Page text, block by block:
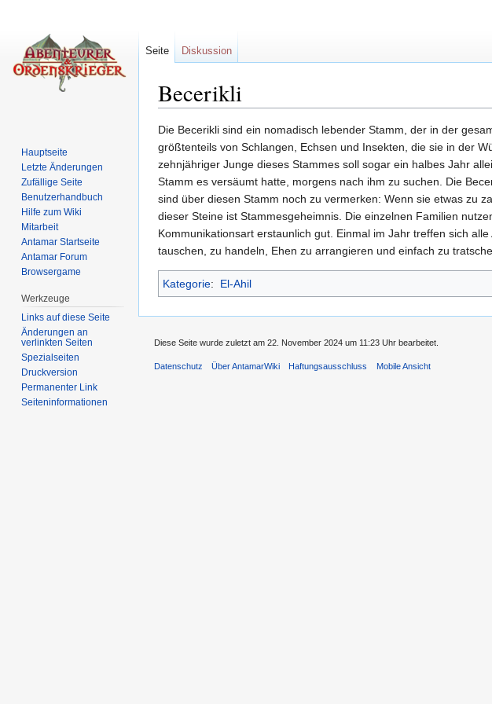
Becerikli
Die Becerikli sind ein nomadisch lebender Stamm, der in der
größtenteils von Schlangen, Echsen und Insekten, die sie in der
zehnjähriger Junge dieses Stammes soll sogar ein halbes Jahr
Stamm es versäumt hatte, morgens nach ihm zu suchen. Die
sind über diesen Stamm noch zu vermerken: Wenn sie etwas zu
dieser Steine ist Stammesgeheimnis. Die einzelnen Familien
Kommunikationsart erstaunlich gut. Einmal im Jahr treffen sich
tauschen, zu handeln, Ehen zu arrangieren und einfach zu
Kategorie: El-Ahil
Seite Diskussion
Hauptseite
Letzte Änderungen
Zufällige Seite
Benutzerhandbuch
Hilfe zum Wiki
Mitarbeit
Antamar Startseite
Antamar Forum
Browsergame
Werkzeuge
Links auf diese Seite
Änderungen an
verlinkten Seiten
Spezialseiten
Druckversion
Permanenter Link
Seiten­informationen
Diese Seite wurde zuletzt am 22. November 2024 um 11:23 Uhr bearbeitet.
Datenschutz Über AntamarWiki Haftungsausschluss Mobile Ansicht